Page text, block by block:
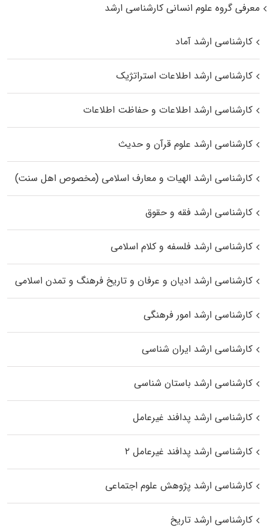
معرفی گروه علوم انسانی کارشناسی ارشد
کارشناسی ارشد آماد
کارشناسی ارشد اطلاعات استراتژیک
کارشناسی ارشد اطلاعات و حفاظت اطلاعات
کارشناسی ارشد علوم قرآن و حدیث
کارشناسی ارشد الهیات و معارف اسلامی (مخصوص اهل سنت)
کارشناسی ارشد فقه و حقوق
کارشناسی ارشد فلسفه و کلام اسلامی
کارشناسی ارشد ادیان و عرفان و تاریخ فرهنگ و تمدن اسلامی
کارشناسی ارشد امور فرهنگی
کارشناسی ارشد ایران شناسی
کارشناسی ارشد باستان شناسی
کارشناسی ارشد پدافند غیرعامل
کارشناسی ارشد پدافند غیرعامل ۲
کارشناسی ارشد پژوهش علوم اجتماعی
کارشناسی ارشد تاریخ